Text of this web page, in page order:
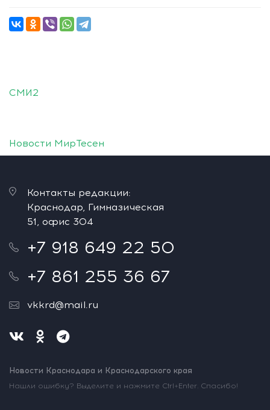
СМИ2
Новости МирТесен
Контакты редакции:
Краснодар, Гимназическая
51, офис 304
+7 918 649 22 50
+7 861 255 36 67
vkkrd@mail.ru
Новости Краснодара и Краснодарского края
Нашли ошибку? Выделите и нажмите Ctrl+Enter. Спасибо!